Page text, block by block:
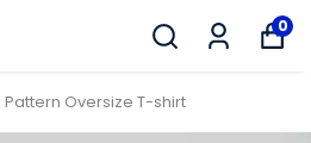
0
Pattern Oversize T-shirt